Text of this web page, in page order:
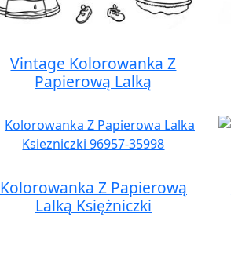
Vintage Kolorowanka Z
Papierową Lalką
Kolorowanka Z Papierową
Lalką Księżniczki